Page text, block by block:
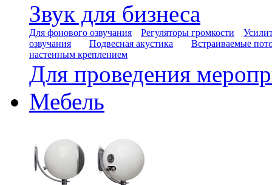
Звук для бизнеса
Для фонового озвучания Регуляторы громкости
озвучания
Подвесная акустика
Встраиваемые
настенным креплением
Для проведения
Мебель